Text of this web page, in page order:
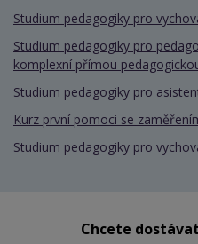
Studium pedagogiky pro
Studium pedagogiky pro
komplexní přímou
Studium pedagogiky pro
Kurz první pomoci se
Studium pedagogiky pro
Chcete